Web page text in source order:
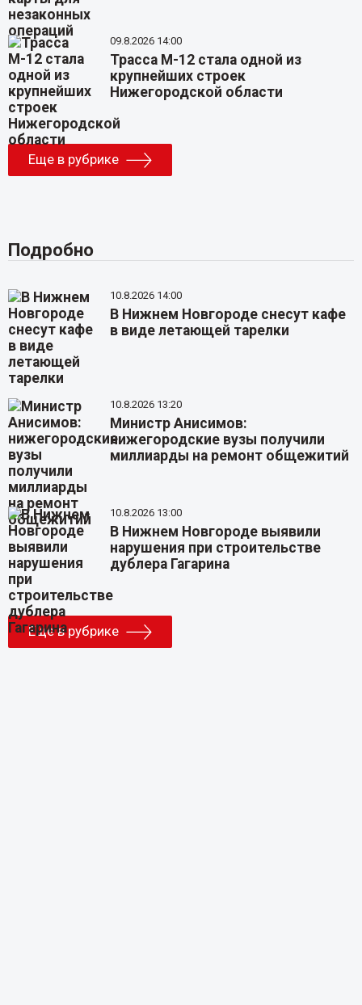
09.8.2026 14:00
Трасса М-12 стала одной из
крупнейших строек
Нижегородской области
Еще в рубрике
Подробно
10.8.2026 14:00
В Нижнем Новгороде снесут кафе
в виде летающей тарелки
10.8.2026 13:20
Министр Анисимов:
нижегородские вузы получили
миллиарды на ремонт общежитий
10.8.2026 13:00
В Нижнем Новгороде выявили
нарушения при строительстве
дублера Гагарина
Еще в рубрике